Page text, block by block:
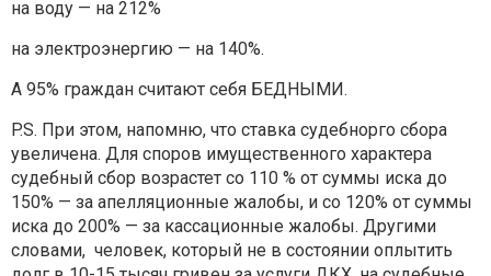
на воду — на 212%
на электроэнергию — на 140%.
А 95% граждан считают себя БЕДНЫМИ.
P.S. При этом, напомню, что ставка судебнорго сбора
увеличена. Для споров имущественного характера
судебный сбор возрастет со 110 % от суммы иска до
150% — за апелляционные жалобы, и со 120% от суммы
иска до 200% — за кассационные жалобы. Другими
словами, человек, который не в состоянии оплытить